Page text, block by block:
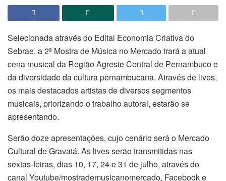
Selecionada através do Edital Economia Criativa do
Sebrae, a 2ª Mostra de Música no Mercado trará a atual
cena musical da Região Agreste Central de Pernambuco e
da diversidade da cultura pernambucana. Através de lives,
os mais destacados artistas de diversos segmentos
musicais, priorizando o trabalho autoral, estarão se
apresentando.
Serão doze apresentações, cujo cenário será o Mercado
Cultural de Gravatá. As lives serão transmitidas nas
sextas-feiras, dias 10, 17, 24 e 31 de julho, através do
canal Youtube/mostrademusicanomercado, Facebook e